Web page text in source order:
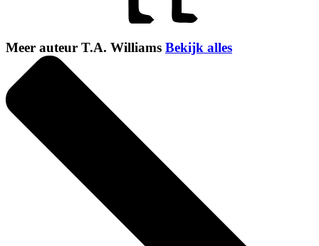
Meer auteur T.A. Williams Bekijk alles